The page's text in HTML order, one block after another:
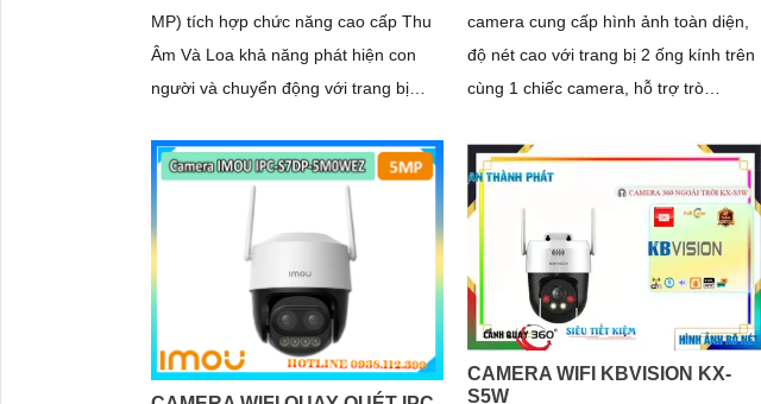
MP) tích hợp chức năng cao cấp Thu
Âm Và Loa khả năng phát hiện con
người và chuyển động với trang bị
nét dù ở môi trường ánh sáng khác
nhau công nghệ xử lý hình ảnh thiếu
sáng có màu ban đêm mang lại hình
camera cung cấp hình ảnh toàn diện,
độ nét cao với trang bị 2 ống kính trên
cùng 1 chiếc camera, hỗ trợ trò
ban đêm có màu sắc rõ ràng chân
thực và đặc biệt là công nghệ AI phát
hiện người phương tiện chính xác,
đảm bảo an ninh hiệu quảDòng
camera quan sát DH-P5D-5F-PV với
chức năng đàm thoại 2 chiều và khả
năng theo dõi chuyển động trả nghiệm
tốt. Sản phẩm không dây, tiện lợi trong
CAMERA WIFI KBVISION KX-
S5W